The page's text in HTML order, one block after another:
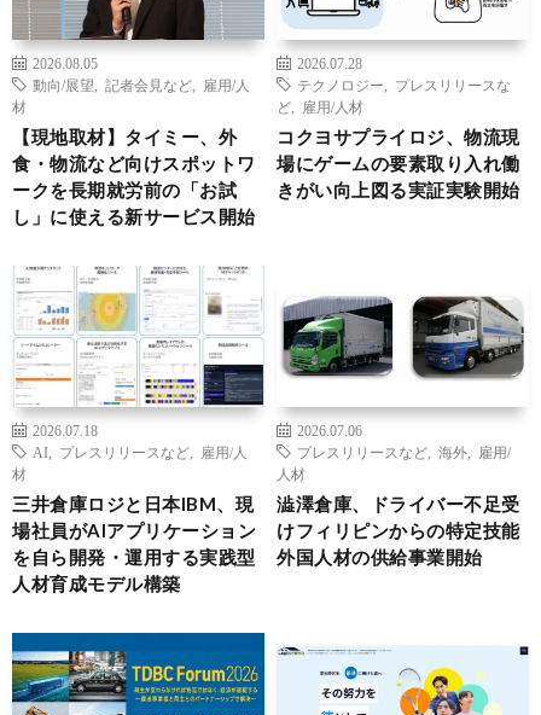
2026.08.05
動向/展望
記者会見など
雇用/人
材
【現地取材】タイミー、外
食・物流など向けスポットワ
ークを長期就労前の「お試
し」に使える新サービス開始
2026.07.28
テクノロジー
プレスリリースな
ど
雇用/人材
コクヨサプライロジ、物流現
場にゲームの要素取り入れ働
きがい向上図る実証実験開始
2026.07.18
AI
プレスリリースなど
雇用/人
材
三井倉庫ロジと日本IBM、現
場社員がAIアプリケーション
を自ら開発・運用する実践型
人材育成モデル構築
2026.07.06
プレスリリースなど
海外
雇用/
人材
澁澤倉庫、ドライバー不足受
けフィリピンからの特定技能
外国人材の供給事業開始